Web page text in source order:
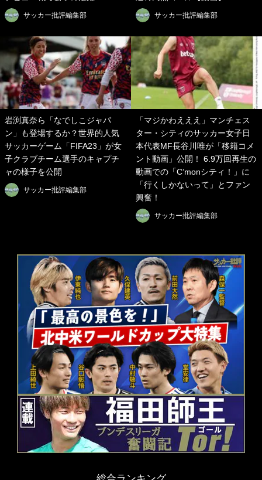
サッカー批評編集部 サッカー批評編集部
岩渕真奈ら「なでしこジャパ
ン」も登場するか？世界的人気
サッカーゲーム「FIFA23」が女
子クラブチーム選手のキャプチ
ャの様子を公開
サッカー批評編集部
「マジかわえええ」マンチェス
ター・シティのサッカー女子日
本代表MF長谷川唯が「移籍コメ
ント動画」公開！ 6.9万回再生の
動画での「C’monシティ！」に
「行くしかないって」とファン
興奮！
サッカー批評編集部